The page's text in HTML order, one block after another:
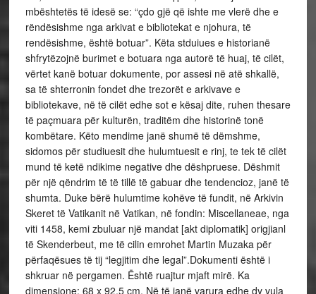
mbështetës të idesë se: “çdo gjë që ishte me vlerë dhe e
rëndësishme nga arkivat e bibliotekat e njohura, të
rendësishme, është botuar”. Këta stduiues e historianë
shfrytëzojnë burimet e botuara nga autorë të huaj, të cilët,
vërtet kanë botuar dokumente, por assesi në atë shkallë,
sa të shterronin fondet dhe trezorët e arkivave e
bibliotekave, në të cilët edhe sot e kësaj dite, ruhen thesare
të paçmuara për kulturën, traditëm dhe historinë tonë
kombëtare. Këto mendime janë shumë të dëmshme,
sidomos për studiuesit dhe hulumtuesit e rinj, te tek të cilët
mund të ketë ndikime negative dhe dëshpruese. Dëshmit
për një qëndrim të të tillë të gabuar dhe tendencioz, janë të
shumta. Duke bërë hulumtime kohëve të fundit, në Arkivin
Skeret të Vatikanit në Vatikan, në fondin: Miscellaneae, nga
viti 1458, kemi zbuluar një mandat [akt diplomatik] origjianl
të Skenderbeut, me të cilin emrohet Martin Muzaka për
përfaqësues të tij “legjitim dhe legal”.Dokumenti është i
shkruar në pergamen. Është ruajtur mjaft mirë. Ka
dimensione: 68 x 92.5 cm. Në të janë varura edhe dy vula